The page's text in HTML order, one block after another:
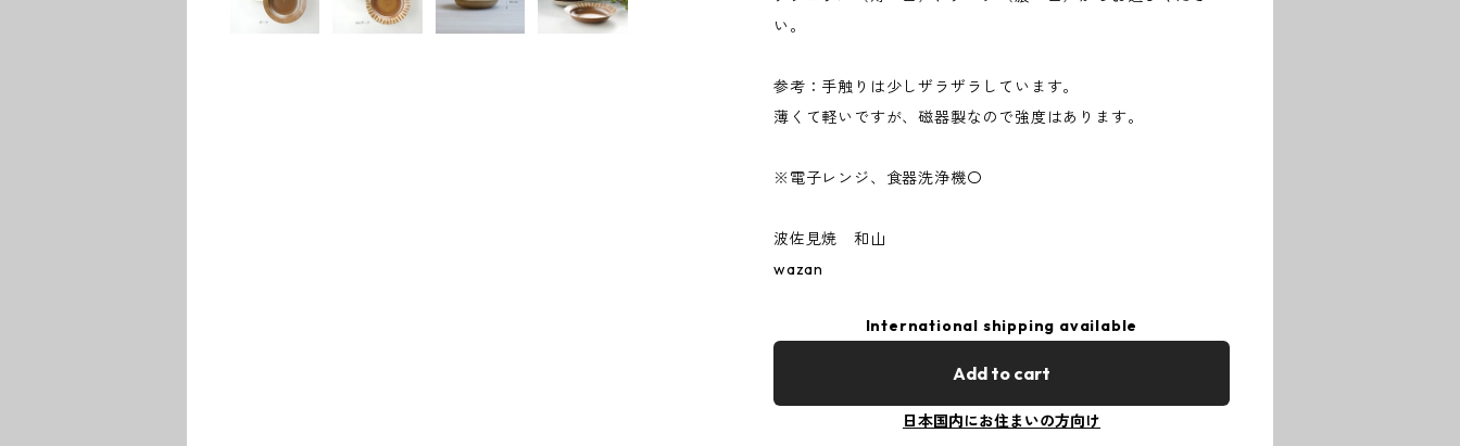
い。
参考：手触りは少しザラザラしています。
薄くて軽いですが、磁器製なので強度はあります。
※電子レンジ、食器洗浄機〇
波佐見焼 和山
wazan
International shipping available
Add to cart
日本国内にお住まいの方向け